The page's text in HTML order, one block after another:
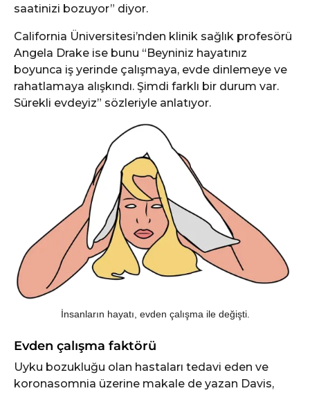
saatinizi bozuyor” diyor.
California Üniversitesi’nden klinik sağlık profesörü
Angela Drake ise bunu “Beyniniz hayatınız
boyunca iş yerinde çalışmaya, evde dinlemeye ve
rahatlamaya alışkındı. Şimdi farklı bir durum var.
Sürekli evdeyiz” sözleriyle anlatıyor.
İnsanların hayatı, evden çalışma ile değişti.
Evden çalışma faktörü
Uyku bozukluğu olan hastaları tedavi eden ve
koronasomnia üzerine makale de yazan Davis,